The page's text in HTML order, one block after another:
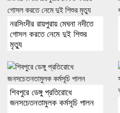
নরসিংদীর রায়পুরায় মেঘনা নদীতে
গোসল করতে নেমে দুই শিশুর
মৃত্যু
শিবপুরে ডেঙ্গু প্রতিরোধে
জনসচেতনতামুলক কর্মসূচি পালন